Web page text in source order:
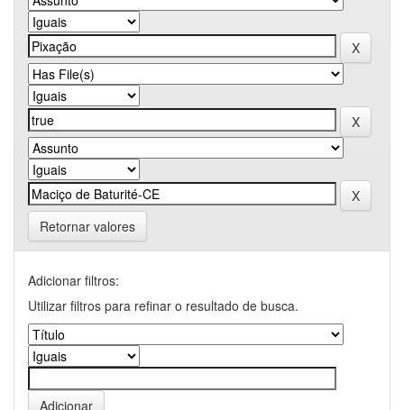
Retornar valores
Adicionar filtros:
Utilizar filtros para refinar o resultado de busca.